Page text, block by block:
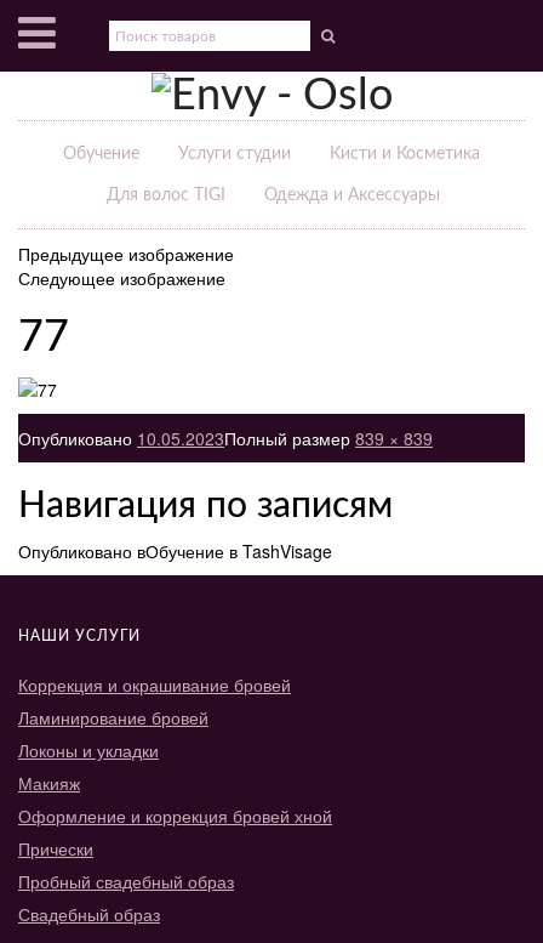
Обучение Услуги студии Кисти и Косметика
Для волос TIGI Одежда и Аксессуары
Предыдущее изображение
Следующее изображение
77
Опубликовано 10.05.2023Полный размер 839 × 839
Навигация по записям
Опубликовано вОбучение в TashVisage
НАШИ УСЛУГИ
Коррекция и окрашивание бровей
Ламинирование бровей
Локоны и укладки
Макияж
Оформление и коррекция бровей хной
Прически
Пробный свадебный образ
Свадебный образ